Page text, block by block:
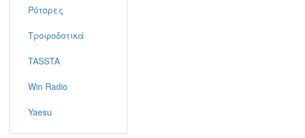
Ρότορες
Τροφοδοτικά
TASSTA
Win Radio
Yaesu